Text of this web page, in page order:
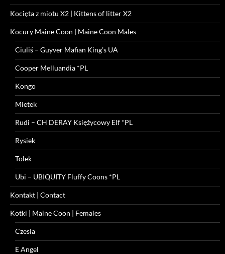
Kocięta z miotu X2 | Kittens of litter X2
Kocury Maine Coon | Maine Coon Males
Ciuliś – Guyver Mafian King’s UA
Cooper Melluandia *PL
Kongo
Mietek
Rudi – CH DERAY Księżycowy Elf *PL
Rysiek
Tolek
Ubi – UBIQUITY Fluffy Coons *PL
Kontakt | Contact
Kotki | Maine Coon | Females
Czesia
E Angel